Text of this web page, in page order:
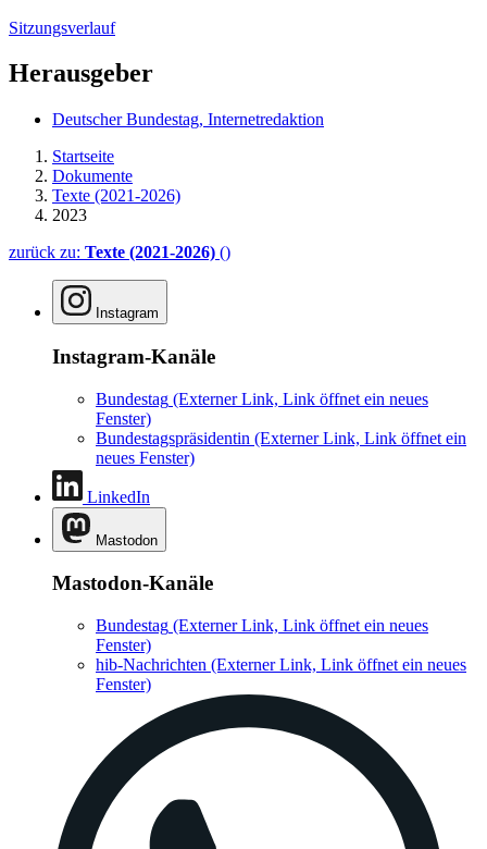
Sitzungsverlauf
Herausgeber
Deutscher Bundestag, Internetredaktion
Startseite
Dokumente
Texte (2021-2026)
2023
zurück zu: Texte (2021-2026) ()
Instagram
Instagram-Kanäle
Bundestag (Externer Link, Link öffnet ein neues
Fenster)
Bundestagspräsidentin (Externer Link, Link öffnet ein
neues Fenster)
LinkedIn
Mastodon
Mastodon-Kanäle
Bundestag (Externer Link, Link öffnet ein neues
Fenster)
hib-Nachrichten (Externer Link, Link öffnet ein neues
Fenster)